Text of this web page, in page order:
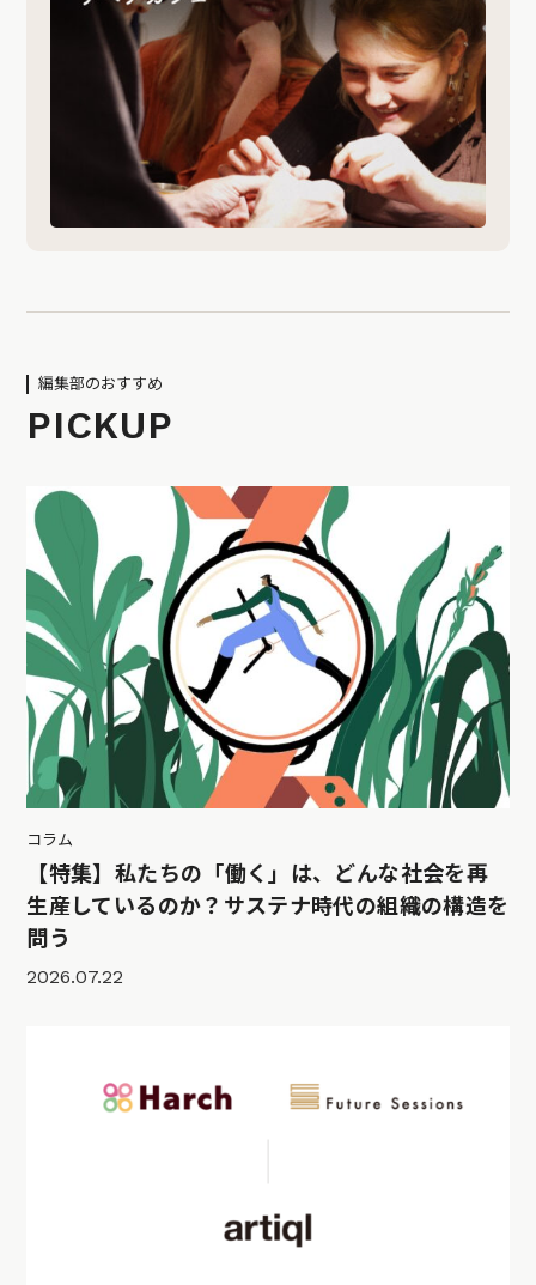
編集部のおすすめ
PICKUP
コラム
【特集】私たちの「働く」は、どんな社会を再
生産しているのか？サステナ時代の組織の構造を
問う
2026.07.22